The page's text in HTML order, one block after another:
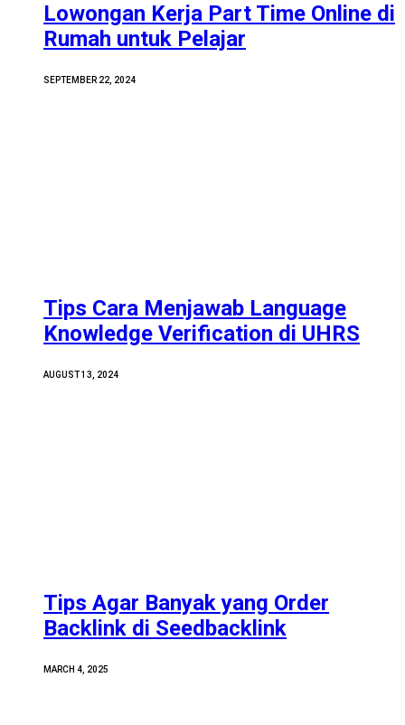
Lowongan Kerja Part Time Online di
Rumah untuk Pelajar
SEPTEMBER 22, 2024
Tips Cara Menjawab Language
Knowledge Verification di UHRS
AUGUST 13, 2024
Tips Agar Banyak yang Order
Backlink di Seedbacklink
MARCH 4, 2025